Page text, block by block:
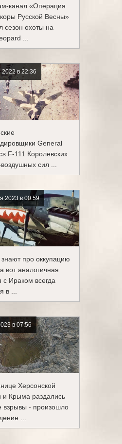
канал «Операция
Русской Весны»
сезон охоты на
...
2022 в 22:36
General
F-111 Королевских
сил ...
2023 в 00:59
про оккупацию
вот аналогичная
с Ираком всегда
в ...
в 07:56
Херсонской
и Крыма раздались
взрывы - произошло
...